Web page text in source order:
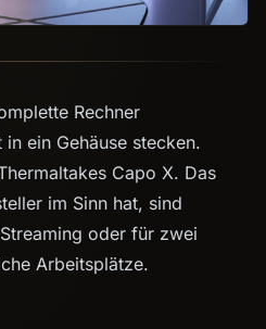
Rechner
ein Gehäuse stecken.
Capo X. Das
im Sinn hat, sind
oder für zwei
Arbeitsplätze.